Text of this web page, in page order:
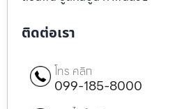
ติดต่อเรา
โทร คลิก
099-185-8000